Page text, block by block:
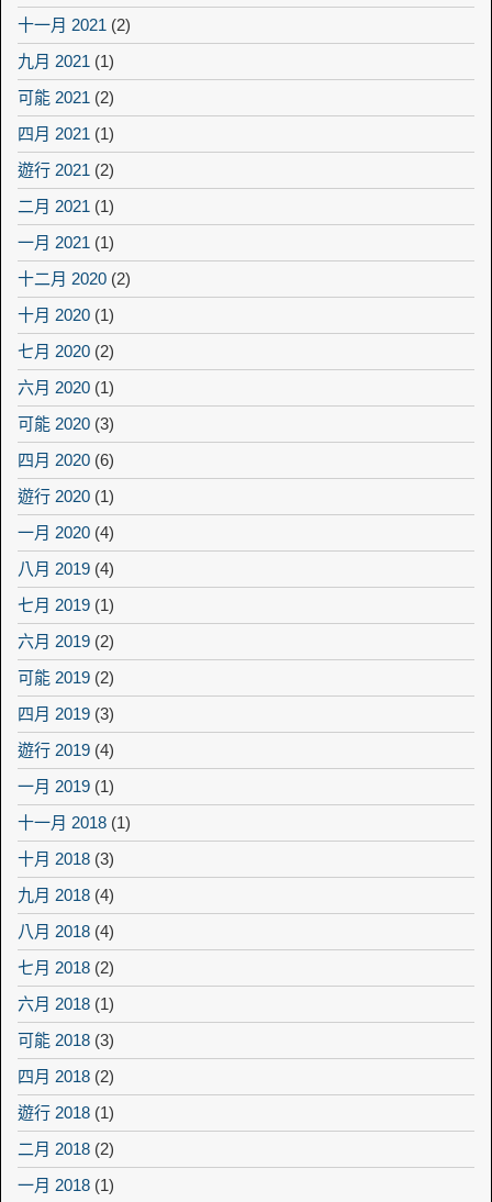
十一月 2021 (2)
九月 2021 (1)
可能 2021 (2)
四月 2021 (1)
遊行 2021 (2)
二月 2021 (1)
一月 2021 (1)
十二月 2020 (2)
十月 2020 (1)
七月 2020 (2)
六月 2020 (1)
可能 2020 (3)
四月 2020 (6)
遊行 2020 (1)
一月 2020 (4)
八月 2019 (4)
七月 2019 (1)
六月 2019 (2)
可能 2019 (2)
四月 2019 (3)
遊行 2019 (4)
一月 2019 (1)
十一月 2018 (1)
十月 2018 (3)
九月 2018 (4)
八月 2018 (4)
七月 2018 (2)
六月 2018 (1)
可能 2018 (3)
四月 2018 (2)
遊行 2018 (1)
二月 2018 (2)
一月 2018 (1)